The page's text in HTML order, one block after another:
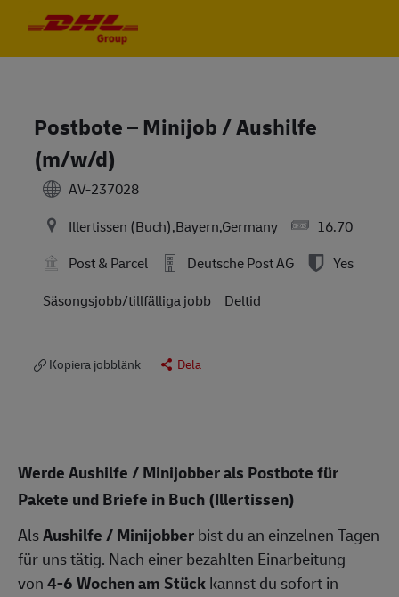
Postbote – Minijob / Aushilfe
(m/w/d)
AV-237028
Illertissen (Buch),Bayern,Germany
16.70
Post & Parcel
Deutsche Post AG
Yes
Säsongsjobb/tillfälliga jobb
Deltid
Kopiera jobblänk Dela
Werde Aushilfe / Minijobber als Postbote für
Pakete und Briefe in Buch (Illertissen)
AlsAushilfe / Minijobberbist du an einzelnen Tagen
für uns tätig. Nach einer bezahlten Einarbeitung
von4-6 Wochen am Stückkannst du sofort in